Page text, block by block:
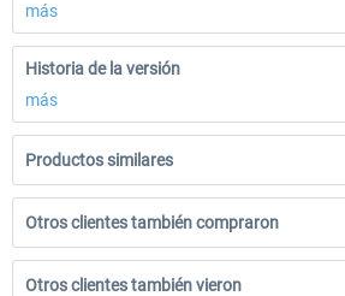
más
Historia de la versión
más
Productos similares
Otros clientes también compraron
Otros clientes también vieron